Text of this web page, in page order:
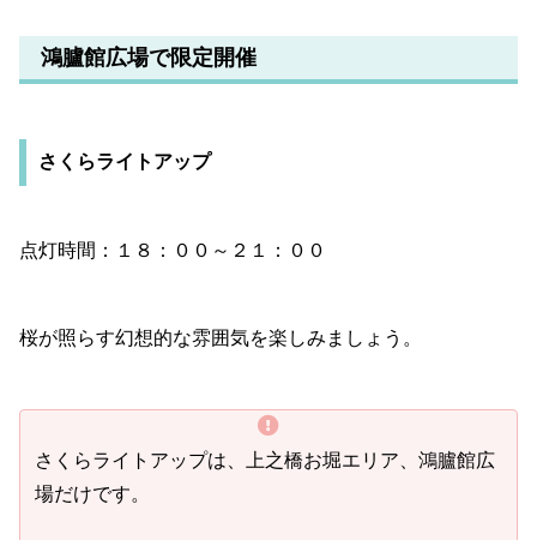
鴻臚館広場で限定開催
さくらライトアップ
点灯時間：１８：００～２１：００
桜が照らす幻想的な雰囲気を楽しみましょう。
さくらライトアップは、上之橋お堀エリア、鴻臚館広
場だけです。